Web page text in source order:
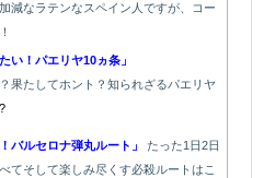
減なラテンなスペイン人ですが、コー
！
い！パエリヤ10ヵ条」
果たしてホント？知られざるパエリヤ
?
バルセロナ弾丸ルート」 たった1 日2日
てそして楽しみ尽くす必殺ルートはこ